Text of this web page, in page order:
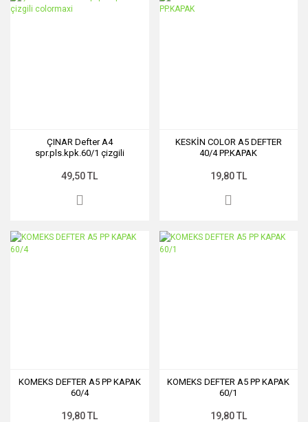
ÇINAR Defter A4
spr.pls.kpk.60/1 çizgili
49,50 TL
KESKİN COLOR A5 DEFTER
40/4 PP.KAPAK
19,80 TL
KOMEKS DEFTER A5 PP KAPAK
60/4
19,80 TL
KOMEKS DEFTER A5 PP KAPAK
60/1
19,80 TL